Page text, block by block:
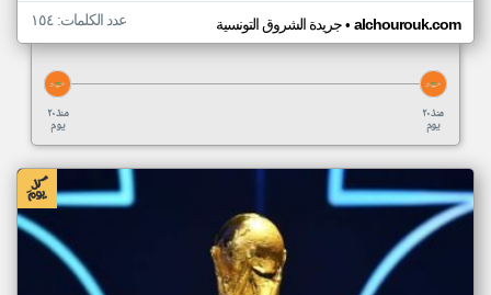
جريدة الشروق التونسية• alchourouk.com عدد الكلمات: ١٥٤
منذ ٢٠
يوم
منذ ٢٠
يوم